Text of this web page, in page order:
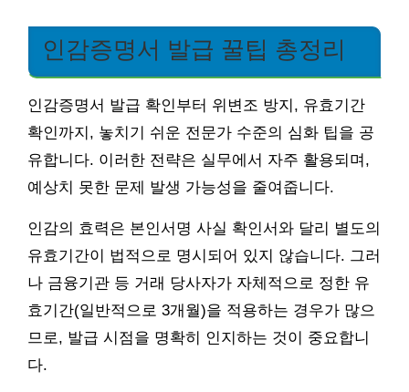
인감증명서 발급 꿀팁 총정리
인감증명서 발급 확인부터 위변조 방지, 유효기간
확인까지, 놓치기 쉬운 전문가 수준의 심화 팁을 공
유합니다. 이러한 전략은 실무에서 자주 활용되며,
예상치 못한 문제 발생 가능성을 줄여줍니다.
인감의 효력은 본인서명 사실 확인서와 달리 별도의
유효기간이 법적으로 명시되어 있지 않습니다. 그러
나 금융기관 등 거래 당사자가 자체적으로 정한 유
효기간(일반적으로 3개월)을 적용하는 경우가 많으
므로, 발급 시점을 명확히 인지하는 것이 중요합니
다.